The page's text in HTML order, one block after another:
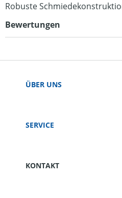
Robuste
Bewertungen
ÜBER UNS
SERVICE
KONTAKT